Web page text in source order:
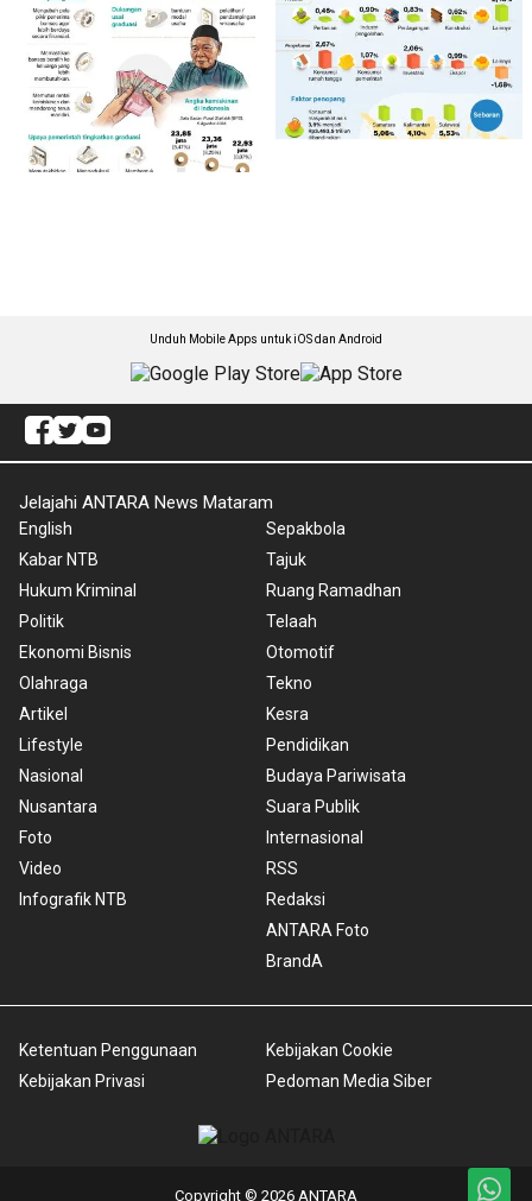
Unduh Mobile Apps untuk iOS dan Android
Jelajahi ANTARA News Mataram
English
Kabar NTB
Hukum Kriminal
Politik
Ekonomi Bisnis
Olahraga
Artikel
Lifestyle
Nasional
Nusantara
Foto
Video
Infografik NTB
Sepakbola
Tajuk
Ruang Ramadhan
Telaah
Otomotif
Tekno
Kesra
Pendidikan
Budaya Pariwisata
Suara Publik
Internasional
RSS
Redaksi
ANTARA Foto
BrandA
Ketentuan Penggunaan
Kebijakan Privasi
Kebijakan Cookie
Pedoman Media Siber
Copyright © 2026 ANTARA